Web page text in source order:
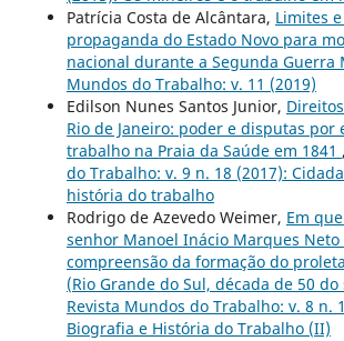
Patrícia Costa de Alcântara, Limites
propaganda do Estado Novo para
nacional durante a Segunda Guerra
Mundos do Trabalho: v. 11 (2019)
Edilson Nunes Santos Junior,
Rio de Janeiro: poder e disputas por
trabalho na Praia da Saúde em 1841 ,
do Trabalho: v. 9 n. 18 (2017):
história do trabalho
Rodrigo de Azevedo Weimer, Em
senhor Manoel Inácio Marques
compreensão da formação do
(Rio Grande do Sul, década de 50 do
Revista Mundos do Trabalho: v. 8 n.
Biografia e História do Trabalho (II)